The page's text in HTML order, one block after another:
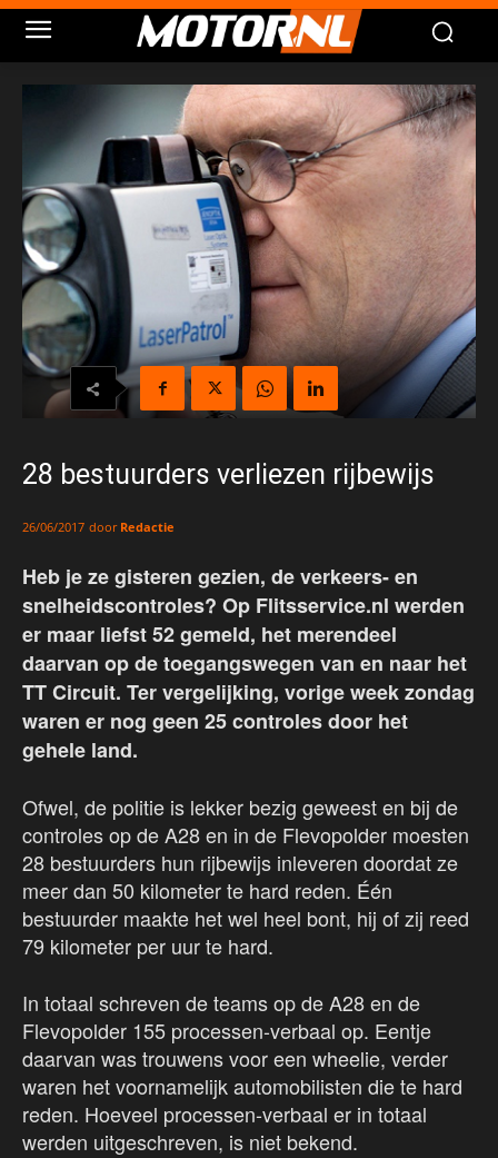
28 bestuurders verliezen rijbewijs
26/06/2017 door Redactie
Heb je ze gisteren gezien, de verkeers- en
snelheidscontroles? Op Flitsservice.nl werden
er maar liefst 52 gemeld, het merendeel
daarvan op de toegangswegen van en naar het
TT Circuit. Ter vergelijking, vorige week zondag
waren er nog geen 25 controles door het
gehele land.
Ofwel, de politie is lekker bezig geweest en bij de
controles op de A28 en in de Flevopolder moesten
28 bestuurders hun rijbewijs inleveren doordat ze
meer dan 50 kilometer te hard reden. Één
bestuurder maakte het wel heel bont, hij of zij reed
79 kilometer per uur te hard.
In totaal schreven de teams op de A28 en de
Flevopolder 155 processen-verbaal op. Eentje
daarvan was trouwens voor een wheelie, verder
waren het voornamelijk automobilisten die te hard
reden. Hoeveel processen-verbaal er in totaal
werden uitgeschreven, is niet bekend.